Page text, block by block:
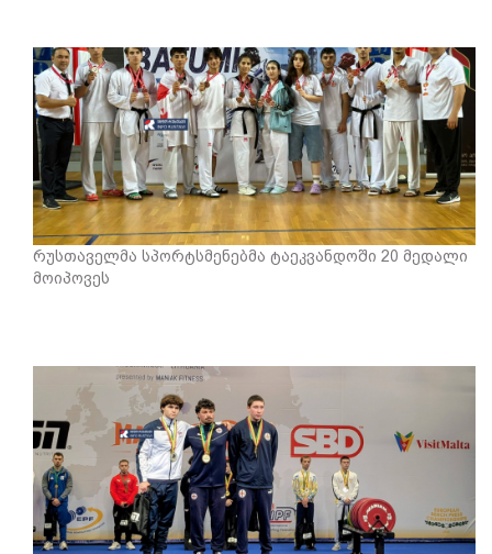
რუსთაველმა სპორტსმენებმა ტაეკვანდოში 20 მედალი
მოიპოვეს